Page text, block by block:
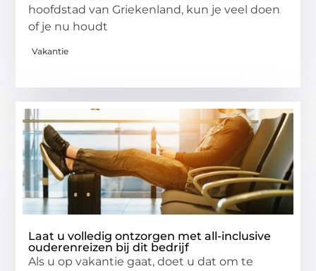
hoofdstad van Griekenland, kun je veel doen
of je nu houdt
Vakantie
Laat u volledig ontzorgen met all-inclusive
ouderenreizen bij dit bedrijf
Als u op vakantie gaat, doet u dat om te